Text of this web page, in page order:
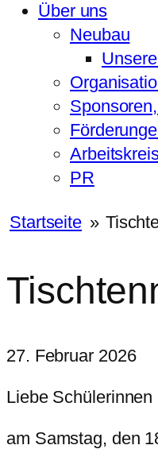
Über uns
Neubau
PR
Startseite »
27. Februar 2026
Liebe
am Samstag, den